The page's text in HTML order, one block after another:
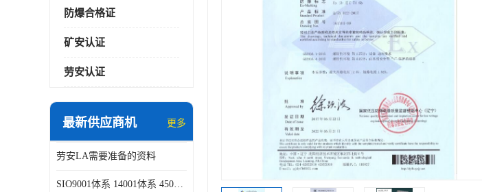
防爆合格证
矿安认证
劳安认证
最新供应商机 更多
劳安LA需要准备的资料
SIO9001体系 14001体系 45001体系认证咨询